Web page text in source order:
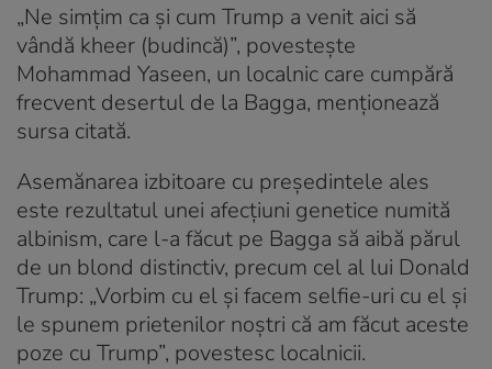
„Ne simțim ca și cum Trump a venit aici să
vândă kheer (budincă)”, povestește
Mohammad Yaseen, un localnic care cumpără
frecvent desertul de la Bagga, menționează
sursa citată.
Asemănarea izbitoare cu președintele ales
este rezultatul unei afecțiuni genetice numită
albinism, care l-a făcut pe Bagga să aibă părul
de un blond distinctiv, precum cel al lui Donald
Trump: „Vorbim cu el și facem selfie-uri cu el și
le spunem prietenilor noștri că am făcut aceste
poze cu Trump”, povestesc localnicii.